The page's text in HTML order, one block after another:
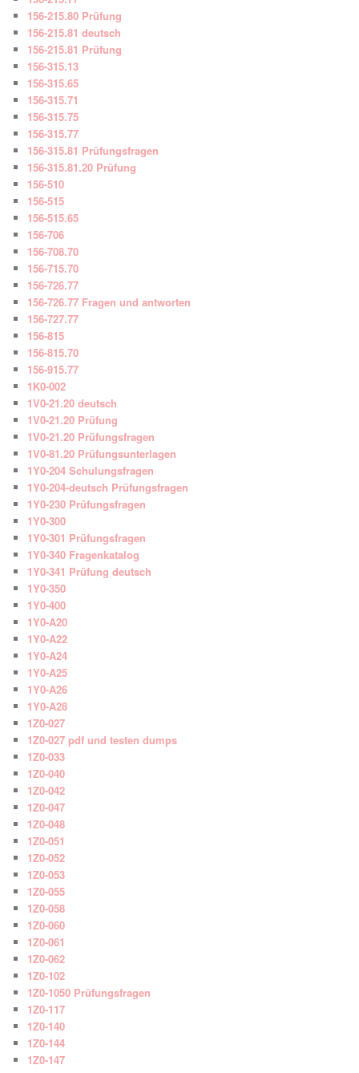
156-215.80 Prüfung
156-215.81 deutsch
156-215.81 Prüfung
156-315.13
156-315.65
156-315.71
156-315.75
156-315.77
156-315.81 Prüfungsfragen
156-315.81.20 Prüfung
156-510
156-515
156-515.65
156-706
156-708.70
156-715.70
156-726.77
156-726.77 Fragen und antworten
156-727.77
156-815
156-815.70
156-915.77
1K0-002
1V0-21.20 deutsch
1V0-21.20 Prüfung
1V0-21.20 Prüfungsfragen
1V0-81.20 Prüfungsunterlagen
1Y0-204 Schulungsfragen
1Y0-204-deutsch Prüfungsfragen
1Y0-230 Prüfungsfragen
1Y0-300
1Y0-301 Prüfungsfragen
1Y0-340 Fragenkatalog
1Y0-341 Prüfung deutsch
1Y0-350
1Y0-400
1Y0-A20
1Y0-A22
1Y0-A24
1Y0-A25
1Y0-A26
1Y0-A28
1Z0-027
1Z0-027 pdf und testen dumps
1Z0-033
1Z0-040
1Z0-042
1Z0-047
1Z0-048
1Z0-051
1Z0-052
1Z0-053
1Z0-055
1Z0-058
1Z0-060
1Z0-061
1Z0-062
1Z0-102
1Z0-1050 Prüfungsfragen
1Z0-117
1Z0-140
1Z0-144
1Z0-147